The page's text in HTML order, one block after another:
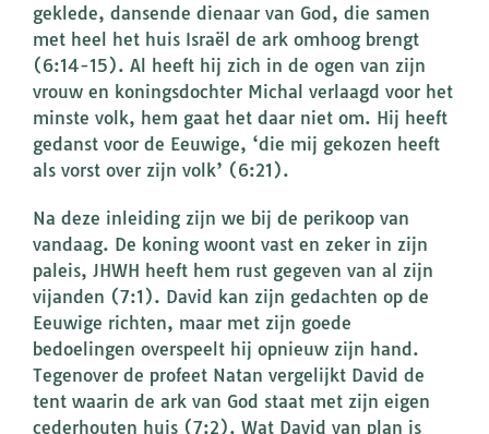
geklede, dansende dienaar van God, die samen
met heel het huis Israël de ark omhoog brengt
(6:14-15). Al heeft hij zich in de ogen van zijn
vrouw en koningsdochter Michal verlaagd voor het
minste volk, hem gaat het daar niet om. Hij heeft
gedanst voor de Eeuwige, ‘die mij gekozen heeft
als vorst over zijn volk’ (6:21).
Na deze inleiding zijn we bij de perikoop van
vandaag. De koning woont vast en zeker in zijn
paleis, JHWH heeft hem rust gegeven van al zijn
vijanden (7:1). David kan zijn gedachten op de
Eeuwige richten, maar met zijn goede
bedoelingen overspeelt hij opnieuw zijn hand.
Tegenover de profeet Natan vergelijkt David de
tent waarin de ark van God staat met zijn eigen
cederhouten huis (7:2). Wat David van plan is